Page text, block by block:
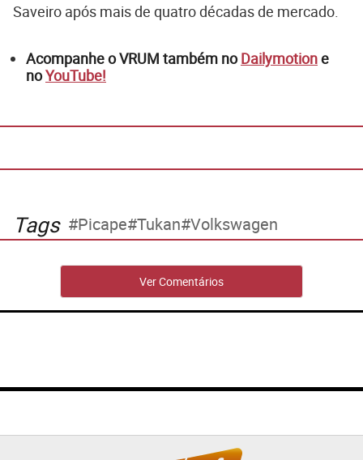
Saveiro após mais de quatro décadas de mercado.
Acompanhe o VRUM também noDailymotione
noYouTube!
Tags Picape Tukan Volkswagen
Ver Comentários